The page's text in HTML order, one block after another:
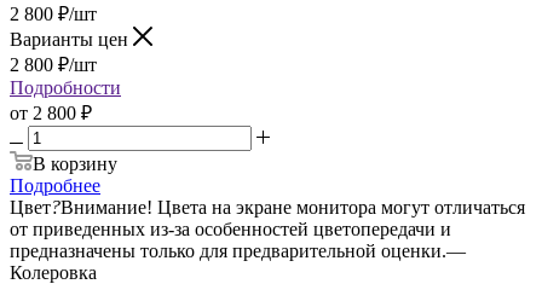
2 800 ₽/шт
Варианты цен
2 800 ₽/шт
Подробности
от 2 800 ₽
В корзину
Подробнее
Цвет?Внимание! Цвета на экране монитора могут отличаться
от приведенных из-за особенностей цветопередачи и
предназначены только для предварительной оценки.—
Колеровка